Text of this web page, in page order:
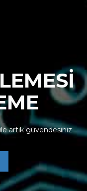
artık güvendesiniz